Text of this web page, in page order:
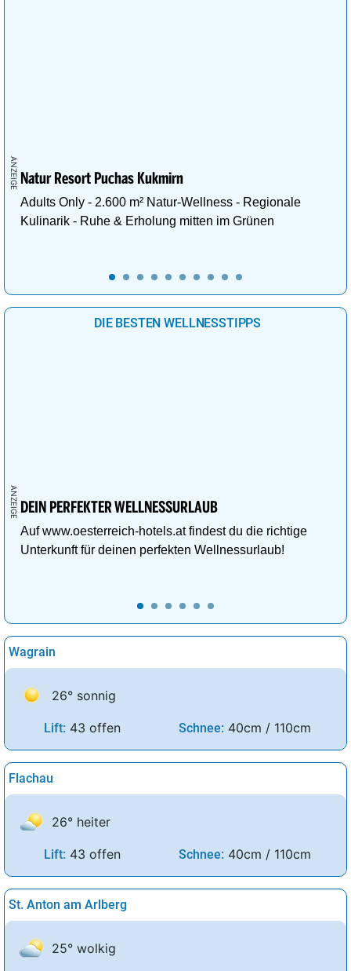
Natur Resort Puchas Kukmirn
Adults Only - 2.600 m² Natur-Wellness - Regionale
Kulinarik - Ruhe & Erholung mitten im Grünen
DIE BESTEN WELLNESSTIPPS
DEIN PERFEKTER WELLNESSURLAUB
Auf www.oesterreich-hotels.at findest du die richtige
Unterkunft für deinen perfekten Wellnessurlaub!
Wagrain
26° sonnig
Lift: 43 offen Schnee: 40cm / 110cm
Flachau
26° heiter
Lift: 43 offen Schnee: 40cm / 110cm
St. Anton am Arlberg
25° wolkig